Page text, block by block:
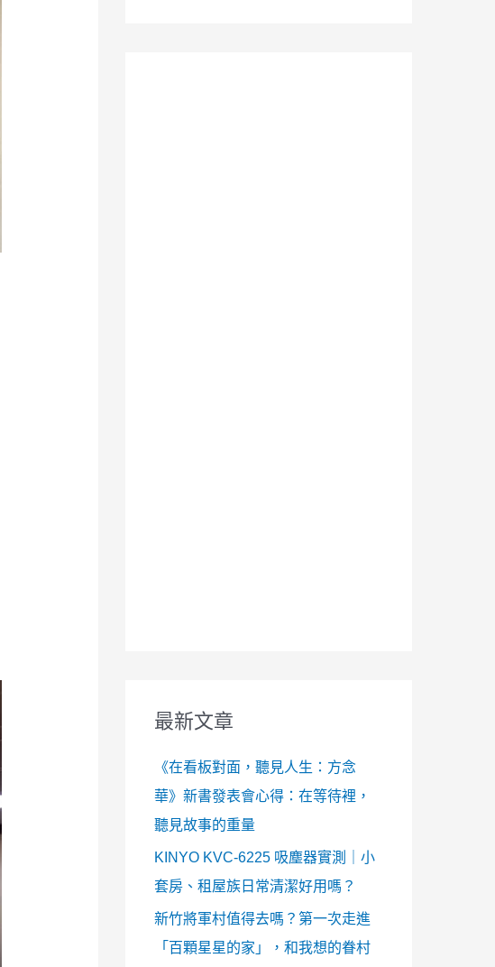
最新文章
《在看板對面，聽見人生：方念
華》新書發表會心得：在等待裡，
聽見故事的重量
KINYO KVC-6225 吸塵器實測｜小
套房、租屋族日常清潔好用嗎？
新竹將軍村值得去嗎？第一次走進
「百顆星星的家」，和我想的眷村